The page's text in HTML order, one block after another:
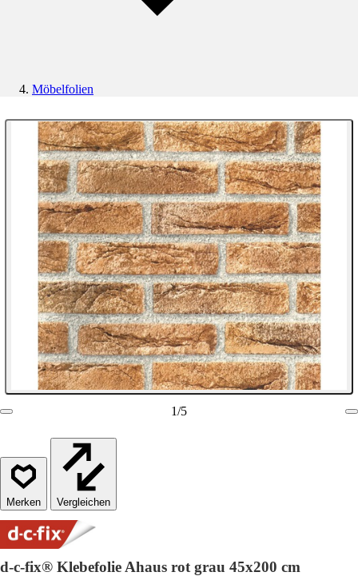
Möbelfolien
1/5
Vergleichen
d-c-fix® Klebefolie Ahaus rot grau 45x200 cm